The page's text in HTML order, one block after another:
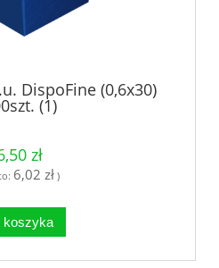
DispoFine (0,6x30)
(1)
zł
6,02 zł)
koszyka